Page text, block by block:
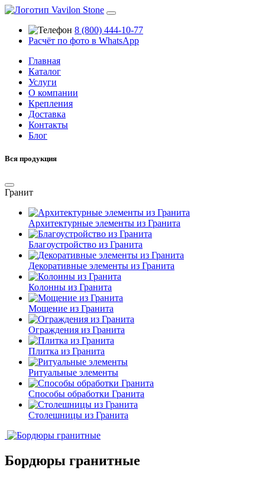
8 (800) 444-10-77
Расчёт по фото в WhatsApp
Главная
Каталог
Услуги
О компании
Крепления
Доставка
Контакты
Блог
Вся продукция
Гранит
Архитектурные элементы из Гранита
Благоустройство из Гранита
Декоративные элементы из Гранита
Колонны из Гранита
Мощение из Гранита
Ограждения из Гранита
Плитка из Гранита
Ритуальные элементы
Способы обработки Гранита
Столешницы из Гранита
Бордюры гранитные